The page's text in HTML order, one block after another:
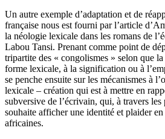
Un autre exemple d’adaptation et de
française nous est fourni par l’article
la néologie lexicale dans les romans de
Labou Tansi. Prenant comme point de
tripartite des « congolismes » selon que
forme lexicale, à la signification ou à
se penche ensuite sur les mécanismes à
lexicale – création qui est à mettre en
subversive de l’écrivain, qui, à travers les
souhaite afficher une identité et plaider
africaines.